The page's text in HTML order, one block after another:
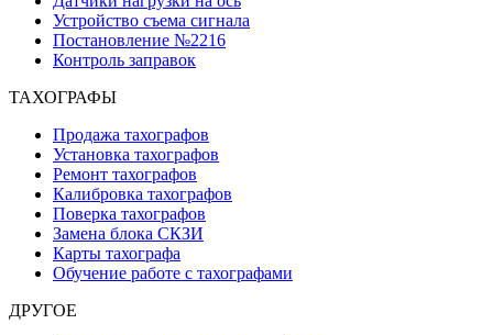
Устройство съема сигнала
Постановление №2216
Контроль заправок
ТАХОГРАФЫ
Продажа тахографов
Установка тахографов
Ремонт тахографов
Калибровка тахографов
Поверка тахографов
Замена блока СКЗИ
Карты тахографа
Обучение работе с тахографами
ДРУГОЕ